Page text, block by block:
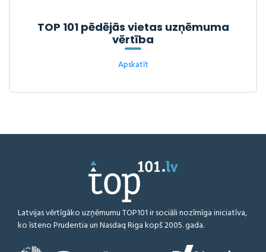
TOP 101 pēdējās vietas uzņēmuma
vērtība
Apskatīt
Latvijas vērtīgāko uzņēmumu TOP101 ir sociāli nozīmīga iniciatīva,
ko īsteno Prudentia un Nasdaq Riga kopš 2005. gada.